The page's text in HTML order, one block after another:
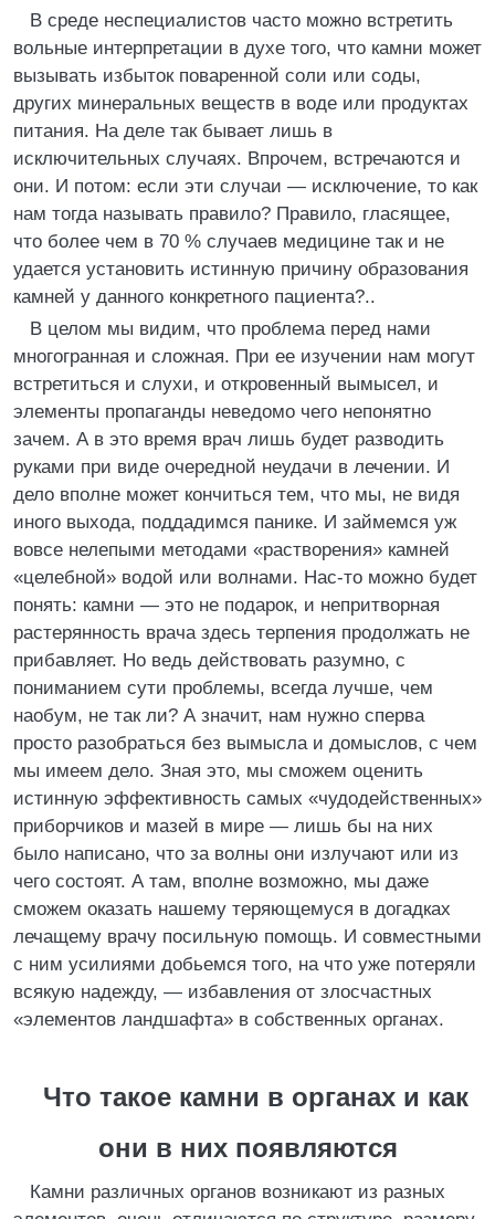
В среде неспециалистов часто можно встретить
вольные интерпретации в духе того, что камни может
вызывать избыток поваренной соли или соды,
других минеральных веществ в воде или продуктах
питания. На деле так бывает лишь в
исключительных случаях. Впрочем, встречаются и
они. И потом: если эти случаи — исключение, то как
нам тогда называть правило? Правило, гласящее,
что более чем в 70 % случаев медицине так и не
удается установить истинную причину образования
камней у данного конкретного пациента?..
В целом мы видим, что проблема перед нами
многогранная и сложная. При ее изучении нам могут
встретиться и слухи, и откровенный вымысел, и
элементы пропаганды неведомо чего непонятно
зачем. А в это время врач лишь будет разводить
руками при виде очередной неудачи в лечении. И
дело вполне может кончиться тем, что мы, не видя
иного выхода, поддадимся панике. И займемся уж
вовсе нелепыми методами «растворения» камней
«целебной» водой или волнами. Нас-то можно будет
понять: камни — это не подарок, и непритворная
растерянность врача здесь терпения продолжать не
прибавляет. Но ведь действовать разумно, с
пониманием сути проблемы, всегда лучше, чем
наобум, не так ли? А значит, нам нужно сперва
просто разобраться без вымысла и домыслов, с чем
мы имеем дело. Зная это, мы сможем оценить
истинную эффективность самых «чудодейственных»
приборчиков и мазей в мире — лишь бы на них
было написано, что за волны они излучают или из
чего состоят. А там, вполне возможно, мы даже
сможем оказать нашему теряющемуся в догадках
лечащему врачу посильную помощь. И совместными
с ним усилиями добьемся того, на что уже потеряли
всякую надежду, — избавления от злосчастных
«элементов ландшафта» в собственных органах.
Что такое камни в органах и как
они в них появляются
Камни различных органов возникают из разных